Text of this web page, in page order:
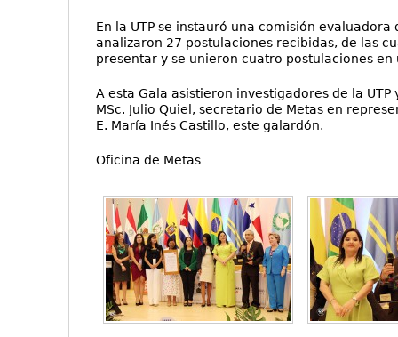
En la UTP se instauró una comisión
analizaron 27 postulaciones recibidas, de las
presentar y se unieron cuatro postulaciones
A esta Gala asistieron investigadores de la
MSc. Julio Quiel, secretario de Metas en
E. María Inés Castillo, este galardón.
Oficina de Metas